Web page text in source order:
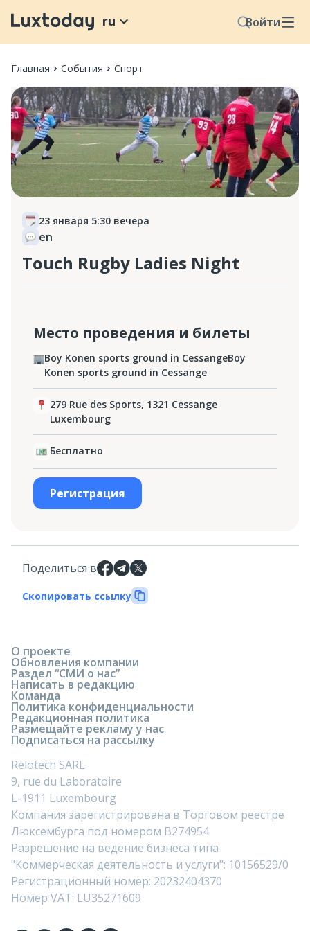
Войти
ru
Главная События Спорт
23 января 5:30 вечера
en
Touch Rugby Ladies Night
Место проведения и билеты
Boy Konen sports ground in CessangeBoy
Konen sports ground in Cessange
279 Rue des Sports, 1321 Cessange
Luxembourg
Бесплатно
Регистрация
Поделиться в
Скопировать ссылку
О проекте
Обновления компании
Раздел “СМИ о нас”
Написать в редакцию
Команда
Политика конфиденциальности
Редакционная политика
Размещайте рекламу у нас
Подписаться на рассылку
Relotech SARL
9, rue du Laboratoire
L-1911 Luxembourg
Компания зарегистрирована в Торговом реестре
Люксембурга под номером B274954
Разрешение на ведение бизнеса типа
"Коммерческая деятельность и услуги": 10156529/0
Регистрационный номер: 20232404370
Номер VAT: LU35271609